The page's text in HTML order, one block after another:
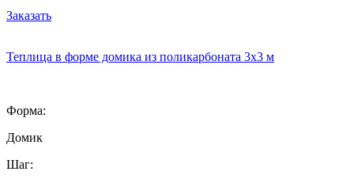
Заказать
Теплица в форме домика из поликарбоната 3х3 м
Форма:
Домик
Шаг: